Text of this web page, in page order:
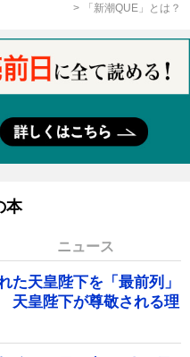
「新潮QUE」とは？
本
ニュース
た天皇陛下を「最前列」
天皇陛下が尊敬される理